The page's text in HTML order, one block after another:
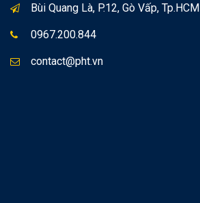
Bùi Quang Là, P.12, Gò Vấp, Tp.HCM
0967.200.844
contact@pht.vn